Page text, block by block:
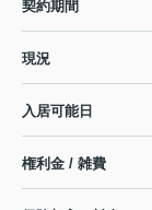
契約期間
現況
入居可能日
権利金 / 雑費